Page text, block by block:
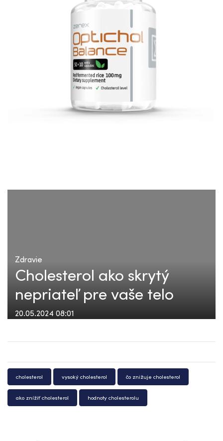
Zdravie
Cholesterol ako skrytý
nepriateľ pre vaše telo
20.05.2024 08:01
cholesterol vysoký cholesterol čo znižuje cholesterol
ako znížiť cholesterol hodnoty cholesterolu